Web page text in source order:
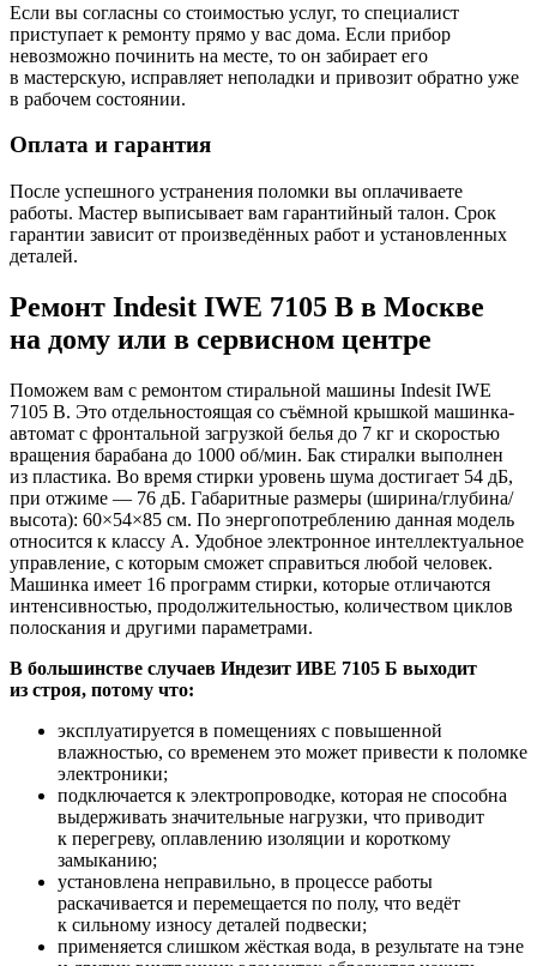
Если вы согласны со стоимостью услуг, то специалист
приступает к ремонту прямо у вас дома. Если прибор
невозможно починить на месте, то он забирает его
в мастерскую, исправляет неполадки и привозит обратно уже
в рабочем состоянии.
Оплата и гарантия
После успешного устранения поломки вы оплачиваете
работы. Мастер выписывает вам гарантийный талон. Срок
гарантии зависит от произведённых работ и установленных
деталей.
Ремонт Indesit IWE 7105 B в Москве
на дому или в сервисном центре
Поможем вам с ремонтом стиральной машины Indesit IWE
7105 B. Это отдельностоящая со съёмной крышкой машинка-
автомат с фронтальной загрузкой белья до 7 кг и скоростью
вращения барабана до 1000 об/мин. Бак стиралки выполнен
из пластика. Во время стирки уровень шума достигает 54 дБ,
при отжиме — 76 дБ. Габаритные размеры (ширина/глубина/
высота): 60×54×85 см. По энергопотреблению данная модель
относится к классу A. Удобное электронное интеллектуальное
управление, с которым сможет справиться любой человек.
Машинка имеет 16 программ стирки, которые отличаются
интенсивностью, продолжительностью, количеством циклов
полоскания и другими параметрами.
В большинстве случаев Индезит ИВЕ 7105 Б выходит
из строя, потому что:
эксплуатируется в помещениях с повышенной
влажностью, со временем это может привести к поломке
электроники;
подключается к электропроводке, которая не способна
выдерживать значительные нагрузки, что приводит
к перегреву, оплавлению изоляции и короткому
замыканию;
установлена неправильно, в процессе работы
раскачивается и перемещается по полу, что ведёт
к сильному износу деталей подвески;
применяется слишком жёсткая вода, в результате на тэне